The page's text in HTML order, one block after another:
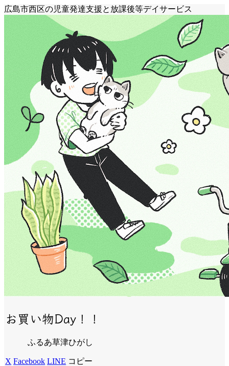
広島市西区の児童発達支援と放課後等デイサービス
お買い物Day！！
ふるあ草津ひがし
X Facebook LINE コピー